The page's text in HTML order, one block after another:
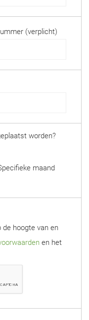
(verplicht)
worden?
maand
de hoogte van en
en het